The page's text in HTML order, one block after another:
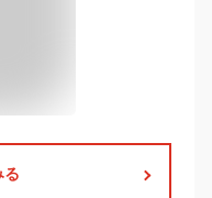
る